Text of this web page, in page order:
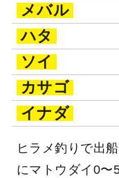
メバル
ハタ
ソイ
カサゴ
イナダ
ヒラメ釣りで出
にマトウダイ0〜